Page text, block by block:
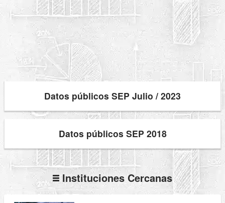
Datos públicos SEP Julio / 2023
Datos públicos SEP 2018
Instituciones Cercanas